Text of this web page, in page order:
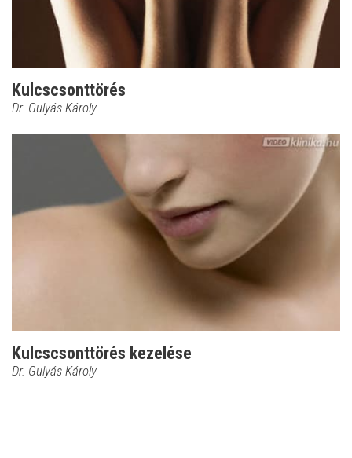
Kulcscsonttörés
Dr. Gulyás Károly
Kulcscsonttörés kezelése
Dr. Gulyás Károly